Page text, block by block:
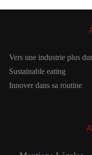
Vers une industrie plus
Sustainable eating
Innover dans sa routine